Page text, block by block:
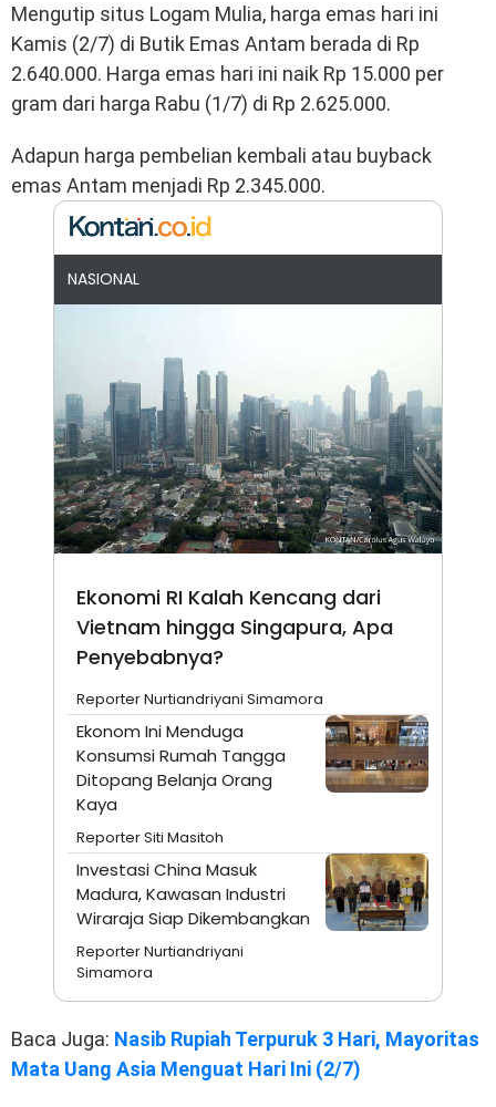
Mengutip situs Logam Mulia, harga emas hari ini
Kamis (2/7) di Butik Emas Antam berada di Rp
2.640.000. Harga emas hari ini naik Rp 15.000 per
gram dari harga Rabu (1/7) di Rp 2.625.000.
Adapun harga pembelian kembali atau buyback
emas Antam menjadi Rp 2.345.000.
NASIONAL
Ekonomi RI Kalah Kencang dari
Vietnam hingga Singapura, Apa
Penyebabnya?
Reporter Nurtiandriyani Simamora
Ekonom Ini Menduga
Konsumsi Rumah Tangga
Ditopang Belanja Orang
Kaya
Reporter Siti Masitoh
Investasi China Masuk
Madura, Kawasan Industri
Wiraraja Siap Dikembangkan
Reporter Nurtiandriyani
Simamora
Baca Juga: Nasib Rupiah Terpuruk 3 Hari, Mayoritas
Mata Uang Asia Menguat Hari Ini (2/7)